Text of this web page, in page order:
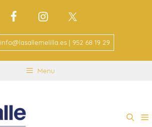
info@lasallemelilla.es | 952 68 19 29
Menu